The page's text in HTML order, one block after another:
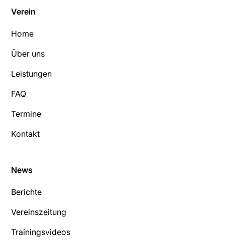
Verein
Home
Über uns
Leistungen
FAQ
Termine
Kontakt
News
Berichte
Vereinszeitung
Trainingsvideos